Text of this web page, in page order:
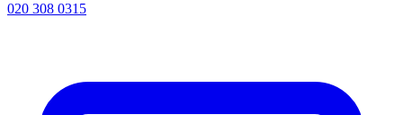
020 308 0315